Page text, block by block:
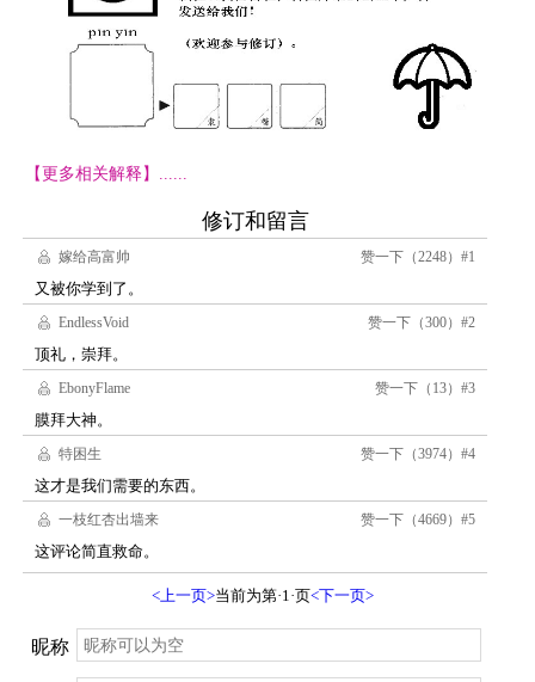
【更多相关解释】......